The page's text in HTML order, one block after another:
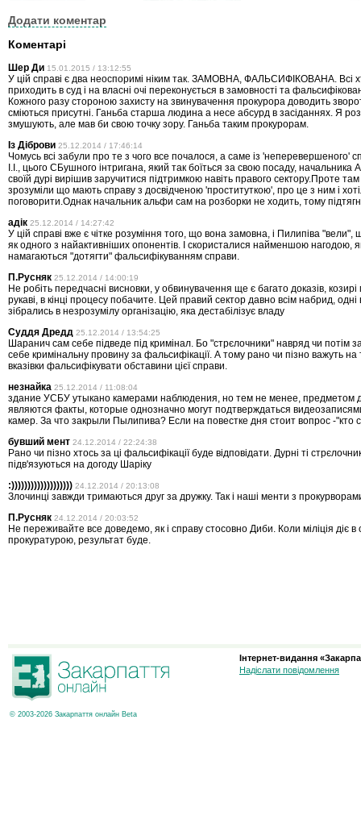
Додати коментар
Коментарі
Шер Ди 15.01.2015 / 13:12:55
У цій справі є два неоспоримі ніким так. ЗАМОВНА, ФАЛЬСИФІКОВАНА. Всі
приходить в суд і на власні очі переконується в замовності та
Кожного разу стороною захисту на звинувачення прокурора доводить
сміються присутні. Ганьба старша людина а несе абсурд в засіданнях. Я
змушують, але мав би свою точку зору. Ганьба таким прокурорам.
Із Діброви 25.12.2014 / 17:46:14
Чомусь всі забули про те з чого все почалося, а саме із 'неперевершеного'
І.І., цього СБушного інтригана, який так боїться за свою посаду,
своїй дурі вирішив заручитися підтримкою навіть правого сектору.Проте
зрозуміли що мають справу з досвідченою 'проституткою', про це з ним і
поговорити.Однак начальник альфи сам на розборки не ходить, тому
адік 25.12.2014 / 14:27:42
У цій справі вже є чітке розуміння того, що вона замовна, і Пилипіва "вели",
як одного з найактивніших опонентів. І скористалися найменшою нагодою,
намагаються "дотягти" фальсифікуванням справи.
П.Русняк 25.12.2014 / 14:00:19
Не робіть передчасні висновки, у обвинувачення ще є багато доказів,
рукаві, в кінці процесу побачите. Цей правий сектор давно всім набрид,
зібрались в незрозумілу організацію, яка дестабілізує владу
Суддя Дредд 25.12.2014 / 13:54:25
Шаранич сам себе підведе під кримінал. Бо "стрєлочники" навряд чи потім
себе кримінальну провину за фальсифікації. А тому рано чи пізно важуть на
вказівки фальсифікувати обставини цієї справи.
незнайка 25.12.2014 / 11:08:04
здание УСБУ утыкано камерами наблюдения, но тем не менее, предметом
являются факты, которые однозначно могут подтверждаться
камер. За что закрыли Пылипива? Если на повестке дня стоит вопрос -"кто
бувший мент 24.12.2014 / 22:24:38
Рано чи пізно хтось за ці фальсифікації буде відповідати. Дурні ті
підв'язуються на догоду Шаріку
:))))))))))))))))))) 24.12.2014 / 20:13:08
Злочинці завжди тримаються друг за дружку. Так і наші менти з
П.Русняк 24.12.2014 / 20:03:52
Не переживайте все доведемо, як і справу стосовно Диби. Коли міліція діє в
прокуратурою, результат буде.
© 2003-2026 Закарпаття онлайн Beta
Інтернет-видання
Надіслати повідомлення